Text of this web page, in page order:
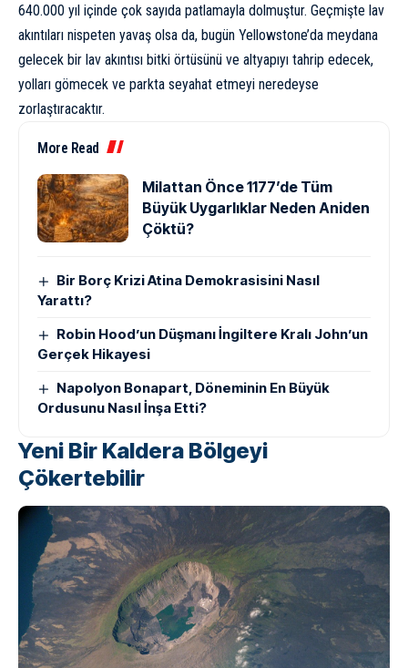
640.000 yıl içinde çok sayıda patlamayla dolmuştur. Geçmişte lav
akıntıları nispeten yavaş olsa da, bugün Yellowstone’da meydana
gelecek bir lav akıntısı bitki örtüsünü ve altyapıyı tahrip edecek,
yolları gömecek ve parkta seyahat etmeyi neredeyse
zorlaştıracaktır.
More Read
Milattan Önce 1177’de Tüm
Büyük Uygarlıklar Neden Aniden
Çöktü?
Bir Borç Krizi Atina Demokrasisini Nasıl
Yarattı?
Robin Hood’un Düşmanı İngiltere Kralı John’un
Gerçek Hikayesi
Napolyon Bonapart, Döneminin En Büyük
Ordusunu Nasıl İnşa Etti?
Yeni Bir Kaldera Bölgeyi
Çökertebilir